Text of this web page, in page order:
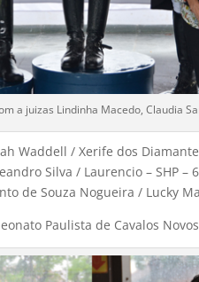
a juizas Lindinha Macedo, Claudia
Waddell / Xerife dos
Silva / Laurencio – SHP –
de Souza Nogueira / Lucky
Paulista de Cavalos